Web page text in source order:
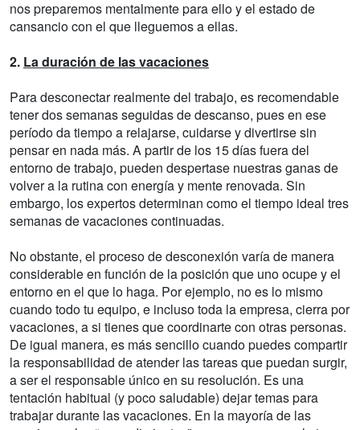
nos preparemos mentalmente para ello y el estado de
cansancio con el que lleguemos a ellas.
2. La duración de las vacaciones
Para desconectar realmente del trabajo, es recomendable
tener dos semanas seguidas de descanso, pues en ese
período da tiempo a relajarse, cuidarse y divertirse sin
pensar en nada más. A partir de los 15 días fuera del
entorno de trabajo, pueden despertase nuestras ganas de
volver a la rutina con energía y mente renovada. Sin
embargo, los expertos determinan como el tiempo ideal tres
semanas de vacaciones continuadas.
No obstante, el proceso de desconexión varía de manera
considerable en función de la posición que uno ocupe y el
entorno en el que lo haga. Por ejemplo, no es lo mismo
cuando todo tu equipo, e incluso toda la empresa, cierra por
vacaciones, a si tienes que coordinarte con otras personas.
De igual manera, es más sencillo cuando puedes compartir
la responsabilidad de atender las tareas que puedan surgir,
a ser el responsable único en su resolución. Es una
tentación habitual (y poco saludable) dejar temas para
trabajar durante las vacaciones. En la mayoría de las